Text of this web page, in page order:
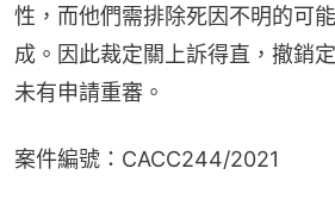
性，而他們需排除死因不明的可
成。因此裁定關上訴得直，撤銷
未有申請重審。
案件編號：CACC244/2021